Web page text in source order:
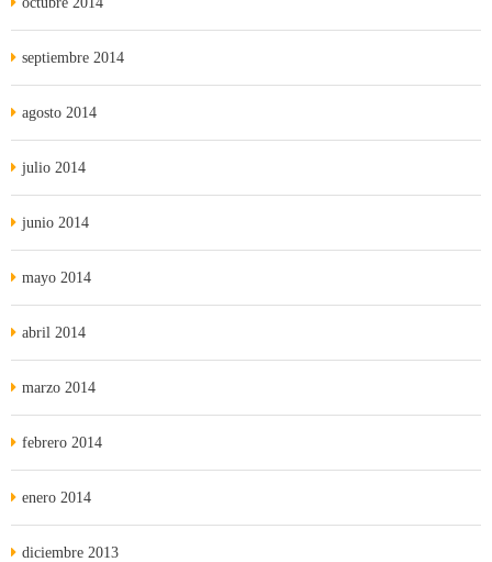
septiembre 2014
agosto 2014
julio 2014
junio 2014
mayo 2014
abril 2014
marzo 2014
febrero 2014
enero 2014
diciembre 2013